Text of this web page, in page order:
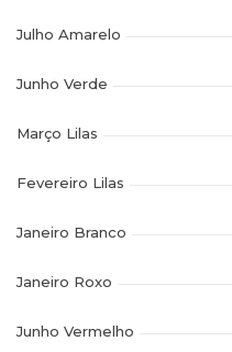
Julho Amarelo
Junho Verde
Março Lilas
Fevereiro Lilas
Janeiro Branco
Janeiro Roxo
Junho Vermelho